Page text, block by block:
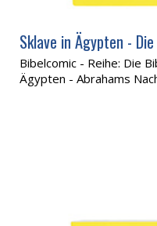
Sklave in Ägypten -
Bibelcomic - Reihe: Die
Ägypten - Abrahams